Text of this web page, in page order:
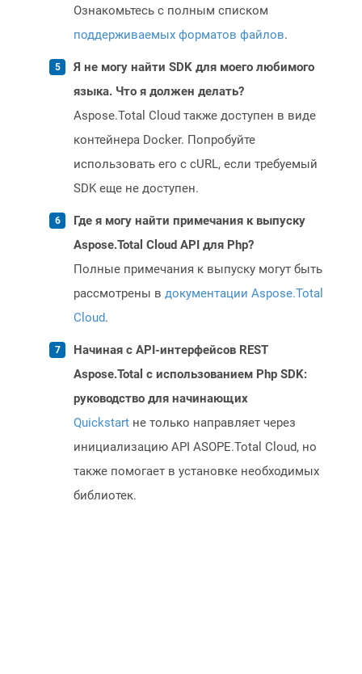
Ознакомьтесь с полным списком
поддерживаемых форматов файлов.
Я не могу найти SDK для моего любимого
языка. Что я должен делать?
Aspose.Total Cloud также доступен в виде
контейнера Docker. Попробуйте
использовать его с cURL, если требуемый
SDK еще не доступен.
Где я могу найти примечания к выпуску
Aspose.Total Cloud API для Php?
Полные примечания к выпуску могут быть
рассмотрены в документации Aspose.Total
Cloud.
Начиная с API-интерфейсов REST
Aspose.Total с использованием Php SDK:
руководство для начинающих
Quickstart не только направляет через
инициализацию API ASOPE.Total Cloud, но
также помогает в установке необходимых
библиотек.